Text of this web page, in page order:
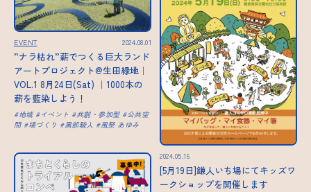
EVENT 2024.08.01
”ナラ枯れ”薪でつくる巨大ランド
アートプロジェクト@生田緑地｜
VOL.1 8月24日(Sat) ｜1000本の
薪を藍染しよう！
地域 イベント 共創・参加型
公共空
間
場づくり 黒部駿人 風祭 あゆみ
2024.05.16
[5月19日]鎌人いち場にてキッズワ
ークショップを開催します